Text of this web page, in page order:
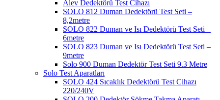
Alev Dedektörü Test Cihazı
SOLO 812 Duman Dedektörü Test Seti –
8,2metre
SOLO 822 Duman ve Isı Dedektörü Test Seti –
6metre
SOLO 823 Duman ve Isı Dedektörü Test Seti –
9metre
Solo 900 Duman Dedektör Test Seti 9.3 Metre
Solo Test Aparatları
SOLO 424 Sıcaklık Dedektörü Test Cihazı
220/240V